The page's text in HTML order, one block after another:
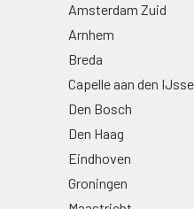
Amsterdam Zuid
Arnhem
Breda
Capelle aan den
Den Bosch
Den Haag
Eindhoven
Groningen